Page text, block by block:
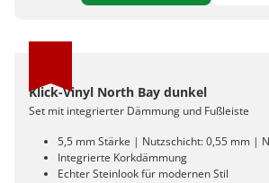
Klick-Vinyl North Bay dunkel
Set mit integrierter Dämmung und Fußleiste
5,5 mm Stärke | Nutzschicht: 0,55 mm |
Integrierte Korkdämmung
Echter Steinlook für modernen Stil